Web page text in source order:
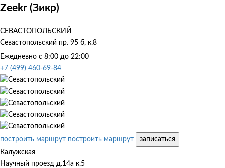
Zeekr (Зикр)
СЕВАСТОПОЛЬСКИЙ
Севастопольский пр. 95 б, к.8
Ежедневно с 8:00 до 22:00
+7 (499) 460-69-84
построить маршрут построить маршрут
записаться
Калужская
Научный проезд д.14а к.5